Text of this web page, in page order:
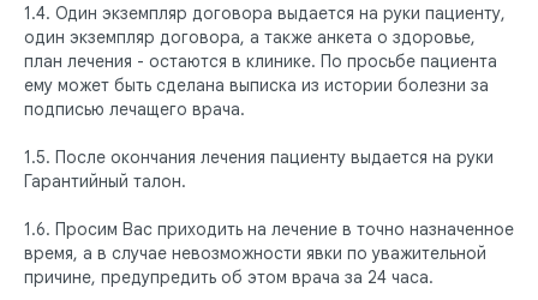
1.4. Один экземпляр договора выдается на руки пациенту,
один экземпляр договора, а также анкета о здоровье,
план лечения - остаются в клинике. По просьбе пациента
ему может быть сделана выписка из истории болезни за
подписью лечащего врача.
1.5. После окончания лечения пациенту выдается на руки
Гарантийный талон.
1.6. Просим Вас приходить на лечение в точно назначенное
время, а в случае невозможности явки по уважительной
причине, предупредить об этом врача за 24 часа.